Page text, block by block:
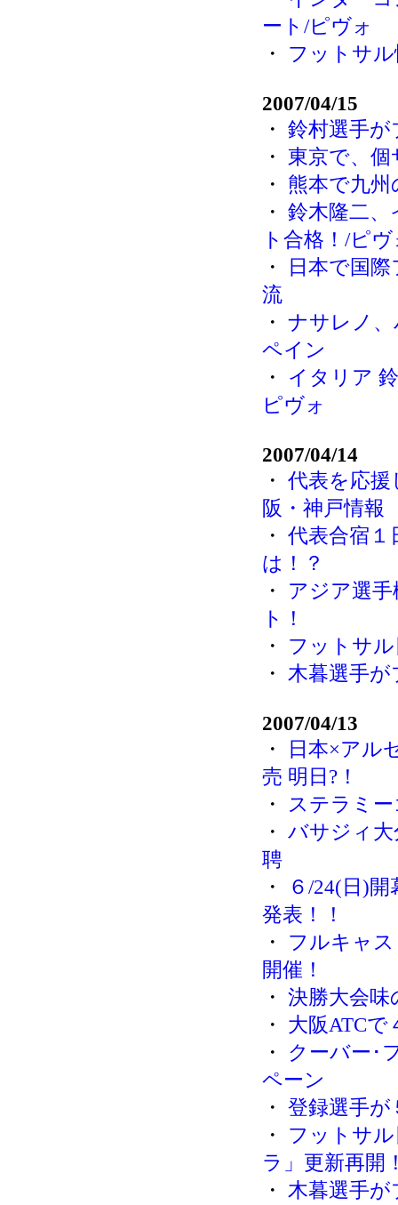
ート/ピヴォ
・ フットサ
2007/04/15
・ 鈴村選手
・ 東京で、
・ 熊本で九
・ 鈴木隆二
ト合格！/ピ
・
日本で国
流
・ ナサレノ
ペイン
・ イタリア
ピヴォ
2007/04/14
・ 代表を応
阪・神戸情報
・ 代表合宿１
は！？
・ アジア選
ト！
・ フットサ
・ 木暮選手
2007/04/13
・
日本×アル
売 明日?！
・
ステラミ
・ バサジィ
聘
・
６/24(日)
発表！！
・ フルキャ
開催！
・ 決勝大会
・ 大阪ATCで
・ クーバー･
ペーン
・ 登録選手が
・ フットサ
ラ」更新再開
・ 木暮選手